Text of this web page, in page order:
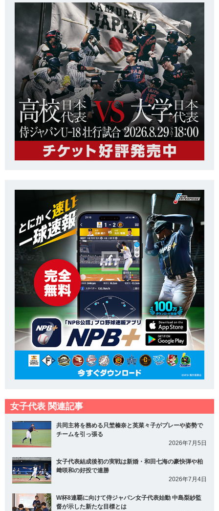
女子代表 関連記事
共同主将を務める只埜榛奈と英菜々子がプレーや姿勢で
チームを引っ張る
2026年7月5日
女子代表結成後初の実戦は新婚・和田七海の豪快弾や柏
﨑咲和の好投で連勝
2026年7月4日
W杯8連覇に向けて侍ジャパン女子代表始動 中島梨紗監
督が示した新たな目標とは